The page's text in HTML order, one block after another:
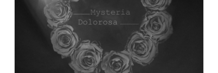
Mysteria Dolorosa Tielen